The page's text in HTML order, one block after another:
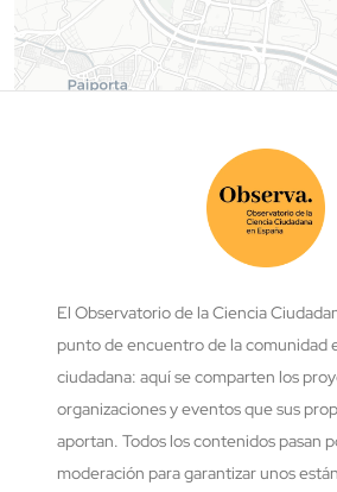
El Observatorio de la Ciencia
punto de encuentro de la comunidad
ciudadana: aquí se comparten los
organizaciones y eventos que sus
aportan. Todos los contenidos pasan
moderación para garantizar unos